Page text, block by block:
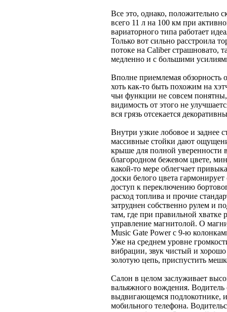
Все это, однако, положительно
всего 11 л на 100 км при
вариаторного типа работает
Только вот сильно расстроила
потоке на Caliber страшновато,
медленно и с большими
Вполне приемлемая обзорность
хоть как-то быть похожим на
чьи функции не совсем понятны,
видимость от этого не
вся грязь отсекается
Внутри узкие лобовое и заднее
массивные стойки дают
крыше для полной уверенности
благородном бежевом цвете,
какой-то мере облегчает
доски белого цвета
доступ к переключению
расход топлива и прочие
затруднен собственно рулем и
там, где при правильной хватке
управление магнитолой. О
Music Gate Power c 9-ю
Уже на среднем уровне
вибрации, звук чистый и хорошо
золотую цепь, приспустить
Салон в целом заслуживает
вальяжного вождения. Водитель
выдвигающемся подлокотнике,
мобильного телефона.